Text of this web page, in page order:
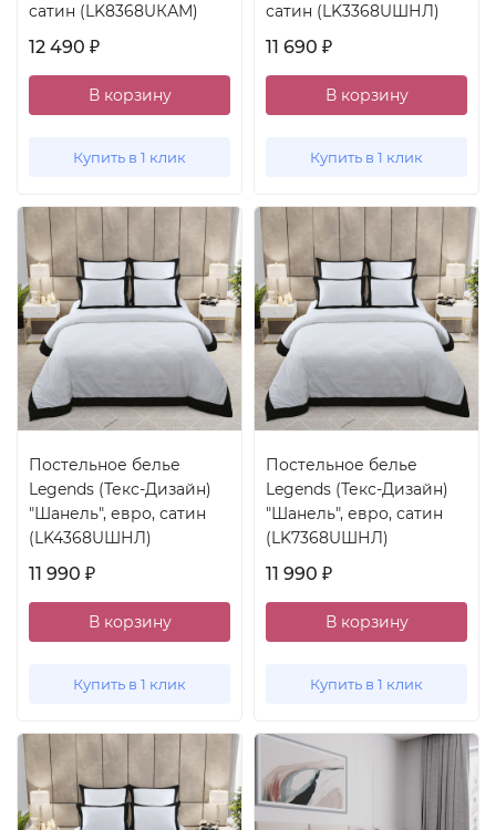
сатин (LK8368UКАМ)
12 490 ₽
В корзину
Купить в 1 клик
сатин (LK3368UШНЛ)
11 690 ₽
В корзину
Купить в 1 клик
Постельное белье
Legends (Текс-Дизайн)
"Шанель", евро, сатин
(LK4368UШНЛ)
11 990 ₽
В корзину
Купить в 1 клик
Постельное белье
Legends (Текс-Дизайн)
"Шанель", евро, сатин
(LK7368UШНЛ)
11 990 ₽
В корзину
Купить в 1 клик